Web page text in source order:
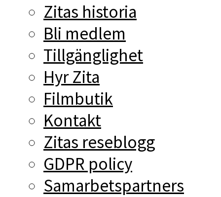
Zitas historia
Bli medlem
Tillgänglighet
Hyr Zita
Filmbutik
Kontakt
Zitas reseblogg
GDPR policy
Samarbetspartners